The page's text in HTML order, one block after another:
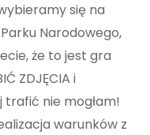
się na
Narodowego,
że to jest gra
ZDJĘCIA i
nie mogłam!
warunków z